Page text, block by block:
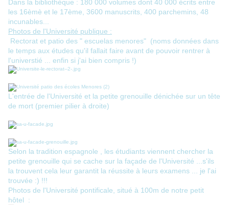
Dans la bibliothèque : 180 000 volumes dont 40 000 écrits entre
les 16èmè et le 17ème, 3600 manuscrits, 400 parchemins, 48
incunables...
Photos de l'Université publique :
Rectorat et patio des " escuelas menores" (noms données dans
le temps aux études qu'il fallait faire avant de pouvoir rentrer à
l'universtié ... enfin si j'ai bien compris !)
L'entrée de l'Université et la petite grenouille dénichée sur un tête
de mort (premier pilier à droite)
Selon la tradition espagnole , les étudiants viennent chercher la
petite grenouille qui se cache sur la façade de l'Université ...s'ils
la trouvent cela leur garantit la réussite à leurs examens ... je l'ai
trouvée :) !!!
Photos de l'Université pontificale, situé à 100m de notre petit
hôtel :